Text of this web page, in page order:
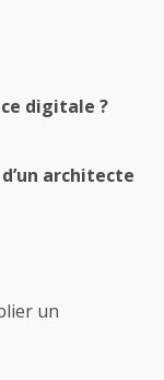
digitale ?
architecte
un